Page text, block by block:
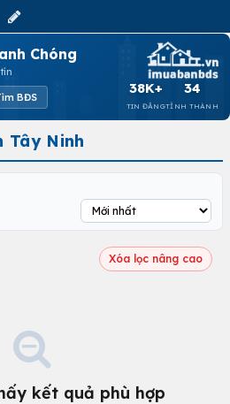
Chóng
BĐS
38K+
TIN ĐĂNG
34
TỈNH THÀNH
Tây Ninh
Xóa lọc nâng cao
kết quả phù hợp